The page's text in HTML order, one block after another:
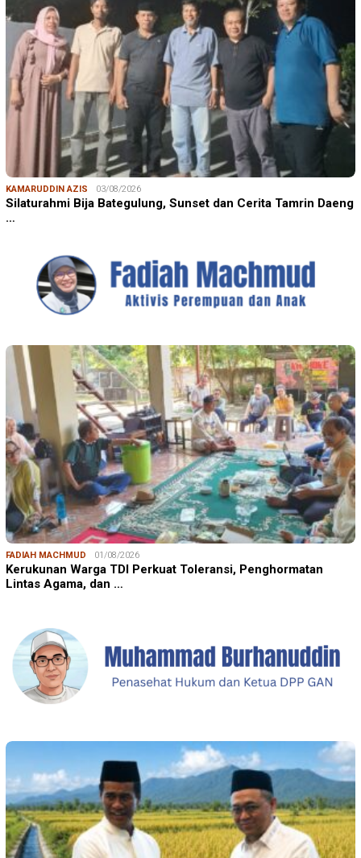
KAMARUDDIN AZIS 03/08/2026
Silaturahmi Bija Bategulung, Sunset dan Cerita Tamrin Daeng
…
FADIAH MACHMUD 01/08/2026
Kerukunan Warga TDI Perkuat Toleransi, Penghormatan
Lintas Agama, dan …